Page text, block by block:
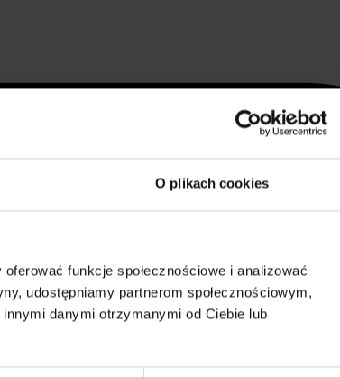
O plikach cookies
funkcje społecznościowe i analizować
udostępniamy partnerom społecznościowym,
danymi otrzymanymi od Ciebie lub